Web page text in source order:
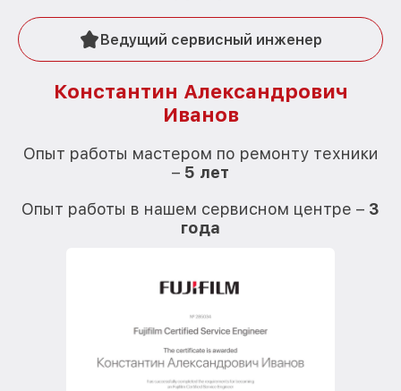
Ведущий сервисный инженер
Константин Александрович
Иванов
Опыт работы мастером по ремонту техники
– 5 лет
Опыт работы в нашем сервисном центре – 3
года